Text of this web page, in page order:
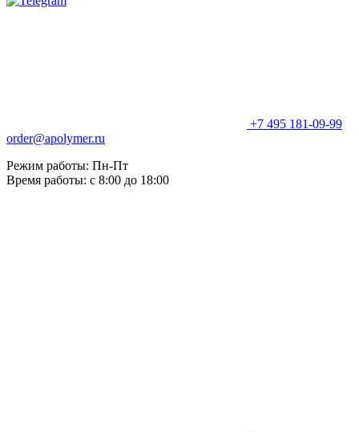
+7 495 181-09-99
order@apolymer.ru
Режим работы: Пн-Пт
Время работы: с 8:00 до 18:00